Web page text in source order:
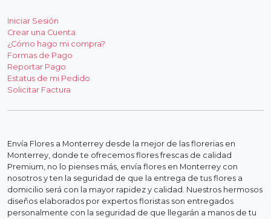
Iniciar Sesión
Crear una Cuenta
¿Cómo hago mi compra?
Formas de Pago
Reportar Pago
Estatus de mi Pedido
Solicitar Factura
Envía Flores a Monterrey desde la mejor de las florerias en
Monterrey, donde te ofrecemos flores frescas de calidad
Premium, no lo pienses más, envía flores en Monterrey con
nosotros y ten la seguridad de que la entrega de tus flores a
domicilio será con la mayor rapidez y calidad. Nuestros hermosos
diseños elaborados por expertos floristas son entregados
personalmente con la seguridad de que llegarán a manos de tu